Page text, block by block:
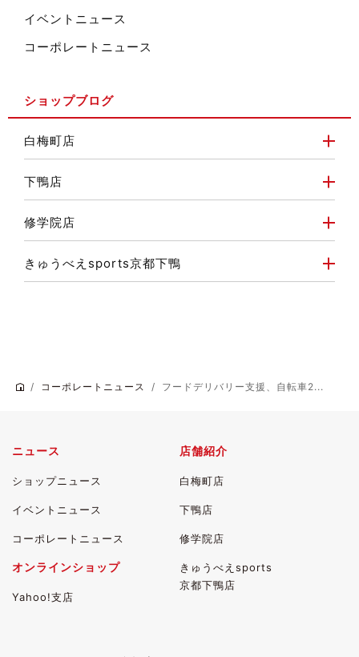
イベントニュース
コーポレートニュース
ショップブログ
白梅町店
下鴨店
修学院店
きゅうべえsports京都下鴨
コーポレートニュース フードデリバリー支援、自転車2...
ニュース
ショップニュース
イベントニュース
コーポレートニュース
店舗紹介
白梅町店
下鴨店
修学院店
きゅうべえsports
京都下鴨店
オンラインショップ
Yahoo!支店